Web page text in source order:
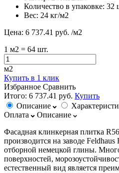
Количество в упаковке: 32
Вес: 24 кг/м2
Цена: 6 737.41 руб. /м2
1 м2 = 64 шт.
м2
Купить в 1 клик
Избранное Сравнить
Итого: 6 737.41 руб. Купить
Описание
Оплата
Описание
Фасадная клинкерная плитка
производится на заводе
отборной немецкой глины.
поверхностей,
естественный вид является